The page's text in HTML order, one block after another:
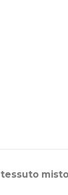
tessuto